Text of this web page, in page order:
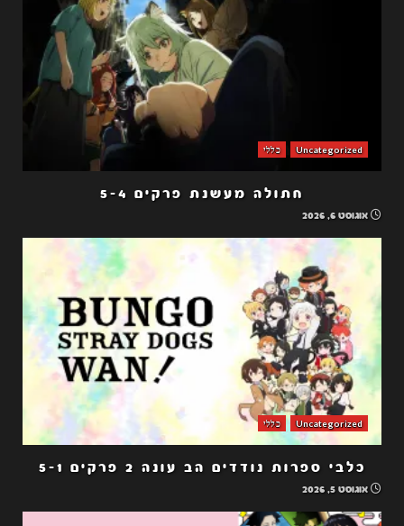
Uncategorized כללי
חתולה מעשנת פרקים 5-4
אוגוסט 6, 2026
Uncategorized כללי
כלבי ספרות נודדים הב עונה 2 פרקים 5-1
אוגוסט 5, 2026